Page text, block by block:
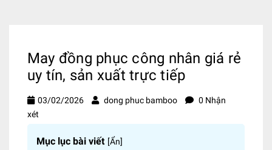
May đồng phục công nhân giá rẻ
uy tín, sản xuất trực tiếp
03/02/2026 dong phuc bamboo
0 Nhận
xét
Mục lục bài viết [Ẩn]